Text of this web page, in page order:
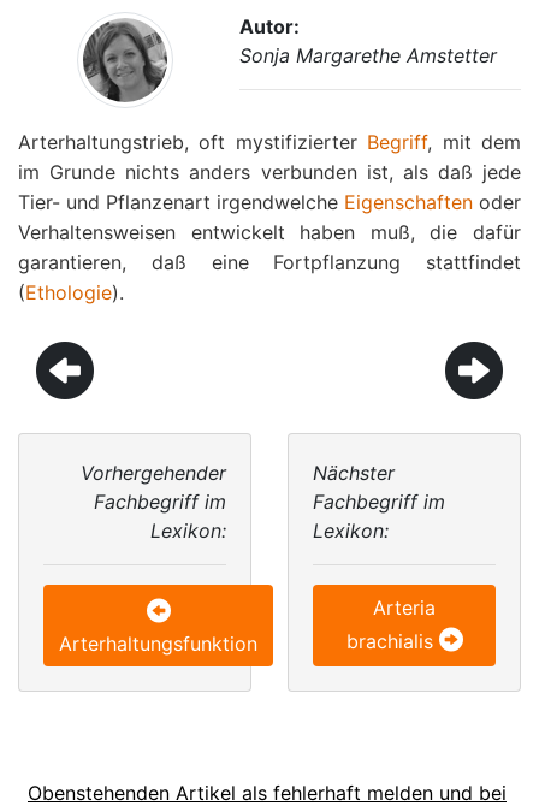
Autor:
Sonja Margarethe Amstetter
Arterhaltungstrieb, oft mystifizierter Begriff, mit dem
im Grunde nichts anders verbunden ist, als daß jede
Tier- und Pflanzenart irgendwelche Eigenschaften oder
Verhaltensweisen entwickelt haben muß, die dafür
garantieren, daß eine Fortpflanzung stattfindet
(Ethologie).
Vorhergehender
Fachbegriff im
Lexikon:
Arterhaltungsfunktion
Nächster
Fachbegriff im
Lexikon:
Arteria
brachialis
Obenstehenden Artikel als fehlerhaft melden und bei